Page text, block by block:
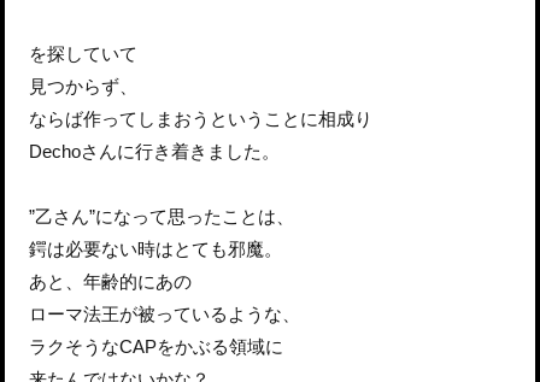
を探していて
見つからず、
ならば作ってしまおうということに相成り
Dechoさんに行き着きました。
”乙さん”になって思ったことは、
鍔は必要ない時はとても邪魔。
あと、年齢的にあの
ローマ法王が被っているような、
ラクそうなCAPをかぶる領域に